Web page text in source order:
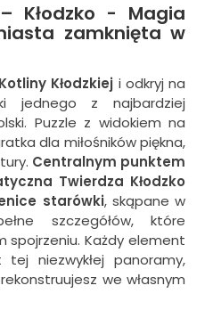
Kłodzko - Magia
zamknięta w
Kłodzkiej i odkryj na
jednego z najbardziej
Puzzle z widokiem na
dla miłośników piękna,
Centralnym punktem
Twierdza Kłodzko
starówki, skąpane w
szczegółów, które
spojrzeniu. Każdy element
niezwykłej panoramy,
we własnym